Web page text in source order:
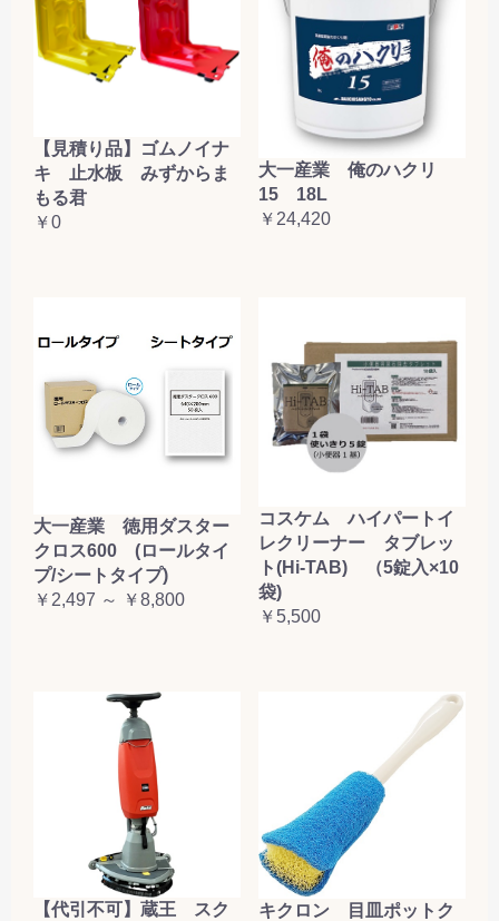
【見積り品】ゴムノイナ
キ 止水板 みずからま
もる君
￥0
大一産業 俺のハクリ
15 18L
￥24,420
大一産業 徳用ダスター
クロス600 (ロールタイ
プ/シートタイプ)
￥2,497 ～ ￥8,800
コスケム ハイパートイ
レクリーナー タブレッ
ト(Hi-TAB) （5錠入×10
袋)
￥5,500
【代引不可】蔵王 スク
キクロン 目皿ポットク